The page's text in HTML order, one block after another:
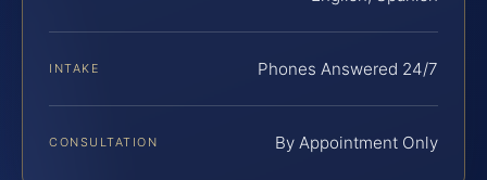
INTAKE Phones Answered 24/7
CONSULTATION By Appointment Only